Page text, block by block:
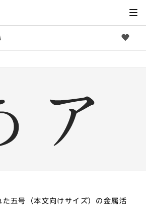
た五号（本文向けサイズ）の金属活